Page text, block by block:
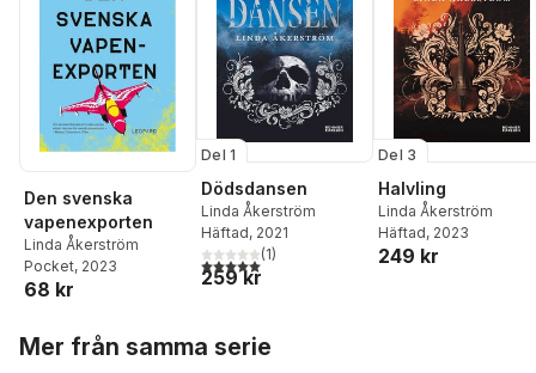
Den svenska
vapenexporten
Linda Åkerström
Pocket, 2023
68 kr
Del 1
Dödsdansen
Linda Åkerström
Häftad, 2021
5,0utav 5 stjärnor. Totalt antal röster:
(1)
259 kr
Del 3
Halvling
Linda Åkerström
Häftad, 2023
249 kr
Mer från samma serie